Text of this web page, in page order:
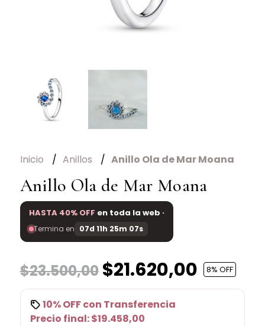
Inicio Anillos Anillo Ola de Mar Moana
Anillo Ola de Mar Moana
HASTA 40% OFF en toda la web ·
Termina en 07d 11h 25m 07s
$23.500,00$21.620,00 8% OFF
10% OFFcon Transferencia
Precio final:$19.458,00